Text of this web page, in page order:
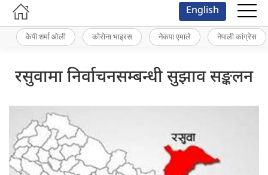
English
केपी शर्मा ओली कोरोना भाइरस नेकपा एमाले नेपाली कांग्रेस
रसुवामा निर्वाचनसम्बन्धी सुझाव सङ्कलन